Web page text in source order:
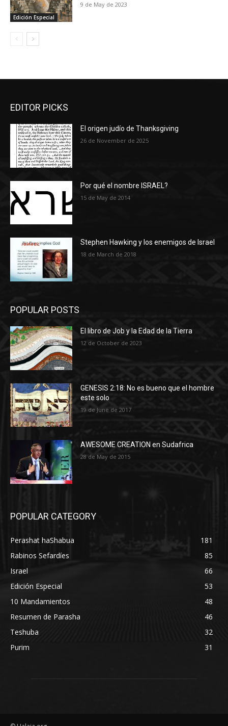
Edición Especial
9 de May de 2023
EDITOR PICKS
El origen judío de Thanksgiving
26 de November de 2025
Por qué el nombre ISRAEL?
15 de May de 2014
Stephen Hawking y los enemigos de Israel
18 de March de 2018
POPULAR POSTS
El libro de Job y la Edad de la Tierra
12 de October de 2023
GENESIS 2:18: No es bueno que el hombre
este solo
19 de June de 2017
AWESOME CREATION en Sudafrica
28 de May de 2015
POPULAR CATEGORY
Perashat haShabua
181
Rabinos Sefardíes
85
Israel
66
Edición Especial
53
10 Mandamientos
48
Resumen de Parasha
46
Teshuba
32
Purim
31